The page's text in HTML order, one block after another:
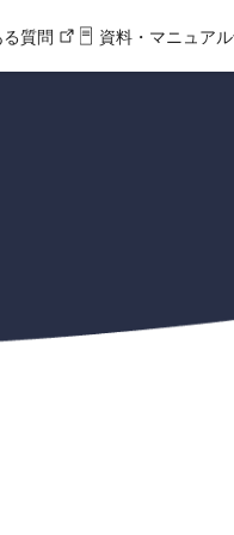
る質問 資料・マニュアル